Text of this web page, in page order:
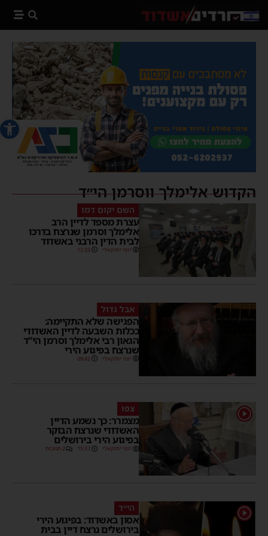
פתח
הקדוש אלימלך ווסרמן הי״ד
השם יקום דמו
עצרת מספד לדיין הרב
אלימלך וסרמן שנרצח בדרכו
לבית הדין הרבני באשדוד
יוסי יחזקאלי 12:33
אבל גדול
הפגישה שלא התקיימה:
ככלות השבעה לדיין האשדודי
הגאון רבי אלימלך וסרמן הי”ד
שנרצח בפיגוע הירי
יוסי יחזקאלי 09:42
1 צפו
מצמרר: כך נשמע הדיין
האשדודי שנרצח הבוקר
בפיגוע הירי בירושלים
יוסי יחזקאלי 15:37 2 תגובות
1 הי״ד
אסון באשדוד: בפיגוע הירי
בירושלים נרצח דיין בבית